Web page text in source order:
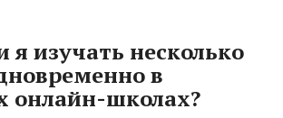
я изучать несколько
в
онлайн-школах?